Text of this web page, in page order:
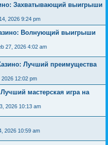
Захватывающий выигрыши
2026 9:24 pm
Волнующий выигрыши
27, 2026 4:02 am
Лучший преимущества
2026 12:02 pm
мастерская игра на
2026 10:13 am
2026 10:59 am